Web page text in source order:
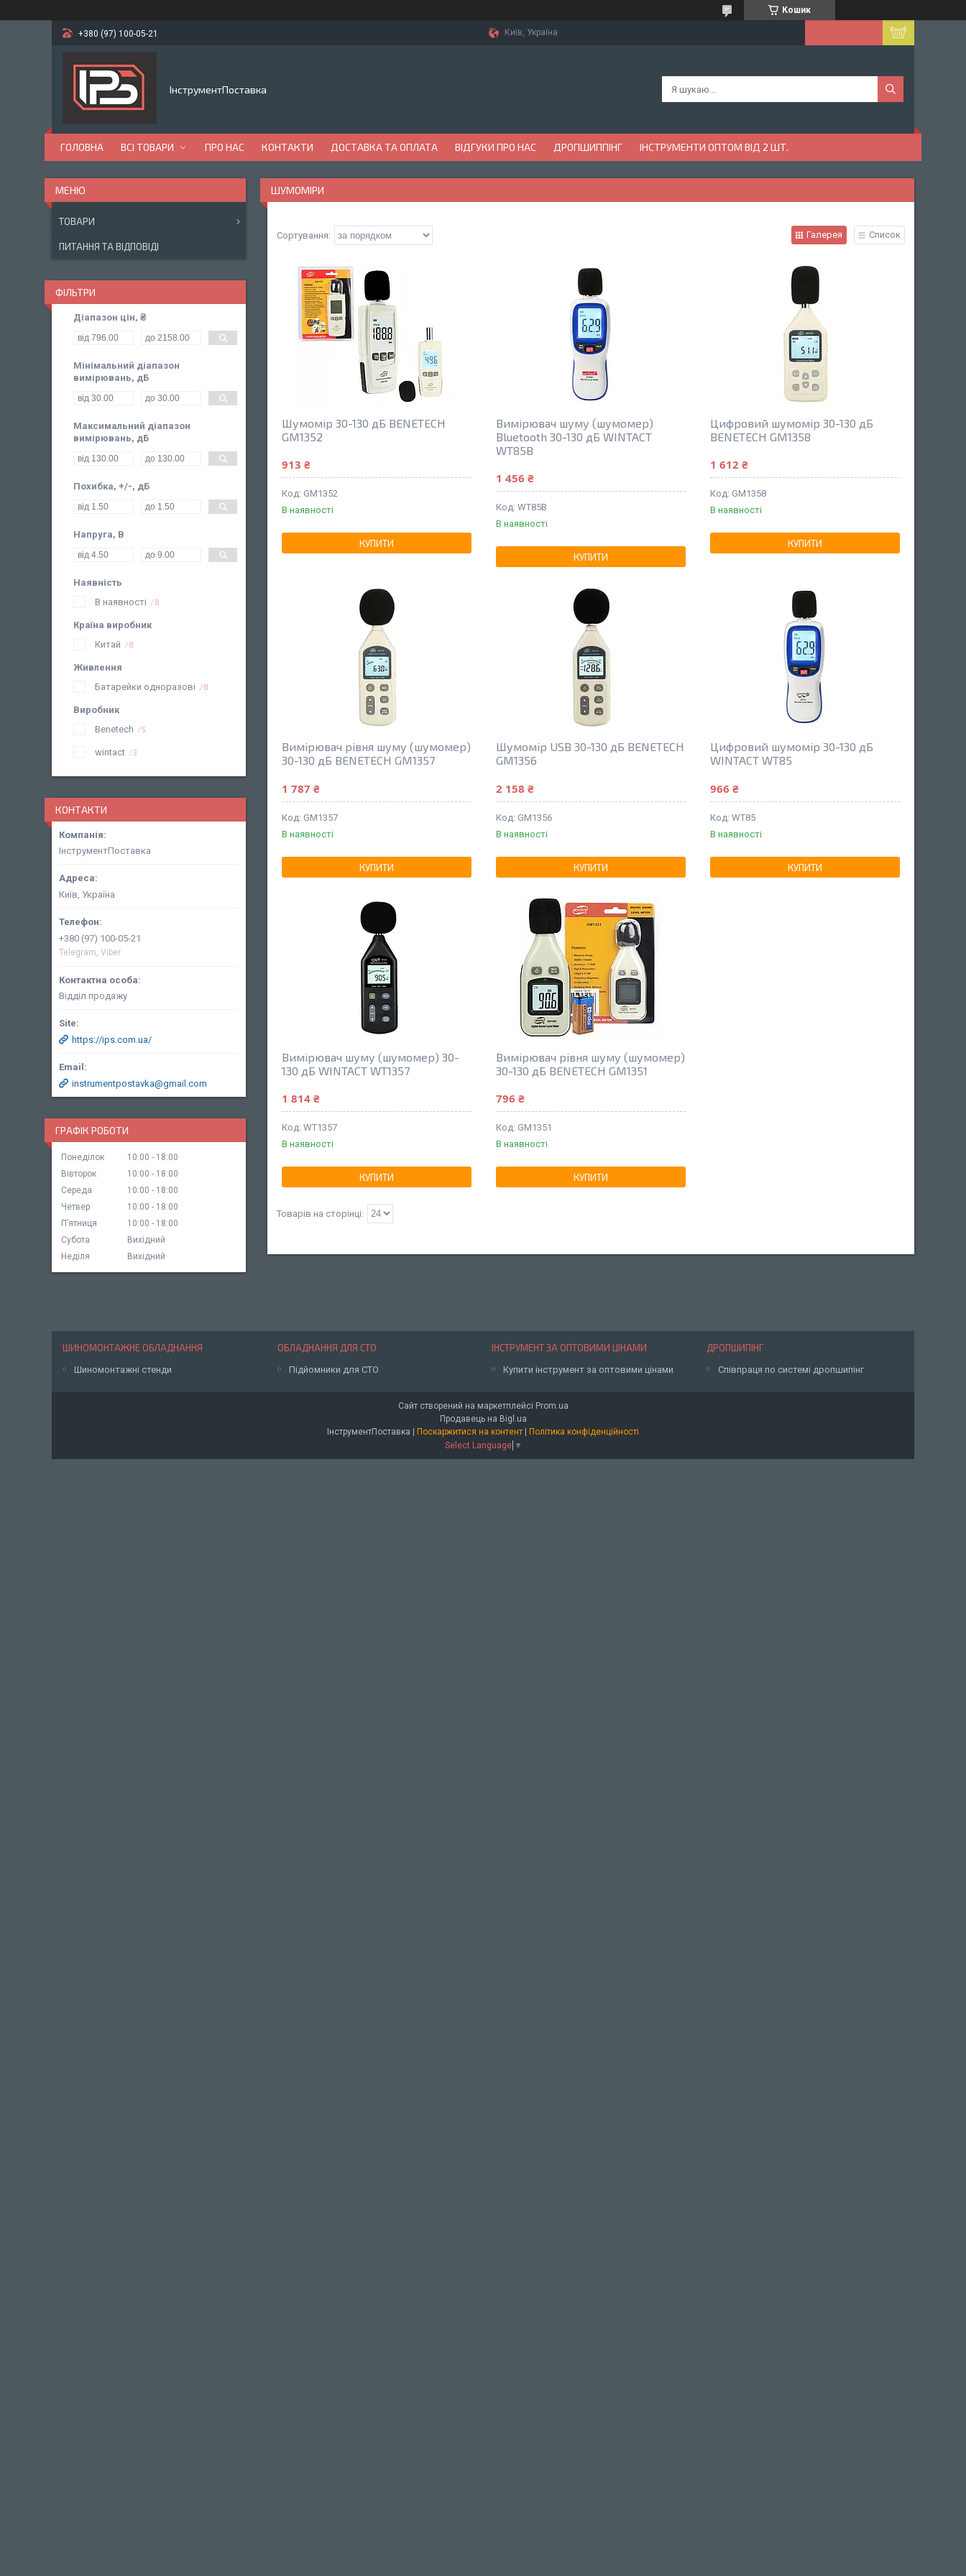
Кошик
+380 (97) 100-05-21 Київ, Україна
ІнструментПоставка
ГОЛОВНА ВСІ ТОВАРИ ПРО НАС КОНТАКТИ ДОСТАВКА ТА ОПЛАТА ВІДГУКИ ПРО НАС ДРОПШИППІНГ ІНСТРУМЕНТИ ОПТОМ ВІД 2 ШТ.
ШУМОМІРИ
Галерея Список
Шумомір 30-130 дБ BENETECH
GM1352
913 ₴
GM1352
В наявності
КУПИТИ
Вимірювач шуму (шумомер)
Bluetooth 30-130 дБ WINTACT
WT85B
1 456 ₴
WT85B
В наявності
КУПИТИ
Цифровий шумомір 30-130 дБ
BENETECH GM1358
1 612 ₴
GM1358
В наявності
КУПИТИ
Вимірювач рівня шуму (шумомер)
30-130 дБ BENETECH GM1357
1 787 ₴
GM1357
В наявності
КУПИТИ
Шумомір USB 30-130 дБ BENETECH
GM1356
2 158 ₴
GM1356
В наявності
КУПИТИ
Цифровий шумомір 30-130 дБ
WINTACT WT85
966 ₴
WT85
В наявності
КУПИТИ
Вимірювач шуму (шумомер) 30-
130 дБ WINTACT WT1357
1 814 ₴
WT1357
В наявності
КУПИТИ
Вимірювач рівня шуму (шумомер)
30-130 дБ BENETECH GM1351
796 ₴
GM1351
В наявності
КУПИТИ
ТОВАРИ
ПИТАННЯ ТА ВІДПОВІДІ
ФІЛЬТРИ
Діапазон цін, ₴
Мінімальний діапазон
вимірювань, дБ
Максимальний діапазон
вимірювань, дБ
Похибка, +/-, дБ
Напруга, В
Наявність
В наявності
8
Країна виробник
Китай
8
Живлення
Батарейки одноразові
8
Виробник
Benetech
5
wintact 3
КОНТАКТИ
ІнструментПоставка
Київ, Україна
+380 (97) 100-05-21
Telegram, Viber
Відділ продажу
https://ips.com.ua/
instrumentpostavka@gmail.com
ГРАФІК РОБОТИ
Понеділок 10:00
18:00
Вівторок
10:00
18:00
Середа
10:00
18:00
Четвер
10:00
18:00
Пʼятниця
10:00
18:00
Субота
Вихідний
Неділя
Вихідний
ШИНОМОНТАЖНЕ ОБЛАДНАННЯ
Шиномонтажні стенди
ОБЛАДНАННЯ ДЛЯ СТО
Підйомники для СТО
ІНСТРУМЕНТ ЗА ОПТОВИМИ ЦІНАМИ
Купити інструмент за оптовими цінами
ДРОПШИПІНГ
Співпраця по системі дропшипінг
Сайт створений на маркетплейсі Prom.ua
Продавець на Bigl.ua
ІнструментПоставка | Поскаржитися на контент | Політика конфіденційності
Select Language ▼